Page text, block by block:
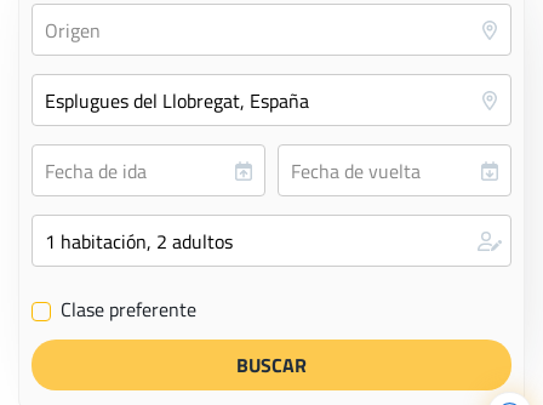
✔ Clase preferente